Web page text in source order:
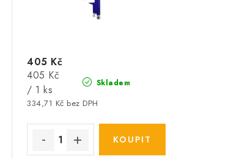
Skladem
334,71 Kč bez DPH
405 Kč
Měrná
cena:
405 Kč
/ 1 ks